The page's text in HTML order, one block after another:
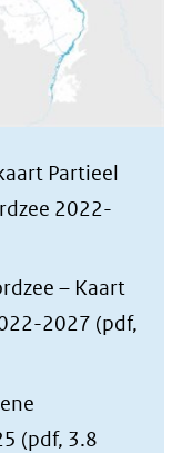
Partieel
2022-
– Kaart
2027 (pdf,
(pdf, 3.8